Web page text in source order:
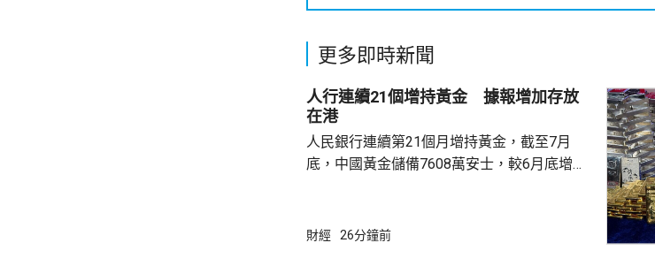
更多即時新聞
人行連續21個增持黃金 據報增加存放
在港
人民銀行連續第21個月增持黃金，截至7月
底，中國黃金儲備7608萬安士，較6月底增加
金，將可助力支持香港成為主要的黃金交易中
財經 26分鐘前